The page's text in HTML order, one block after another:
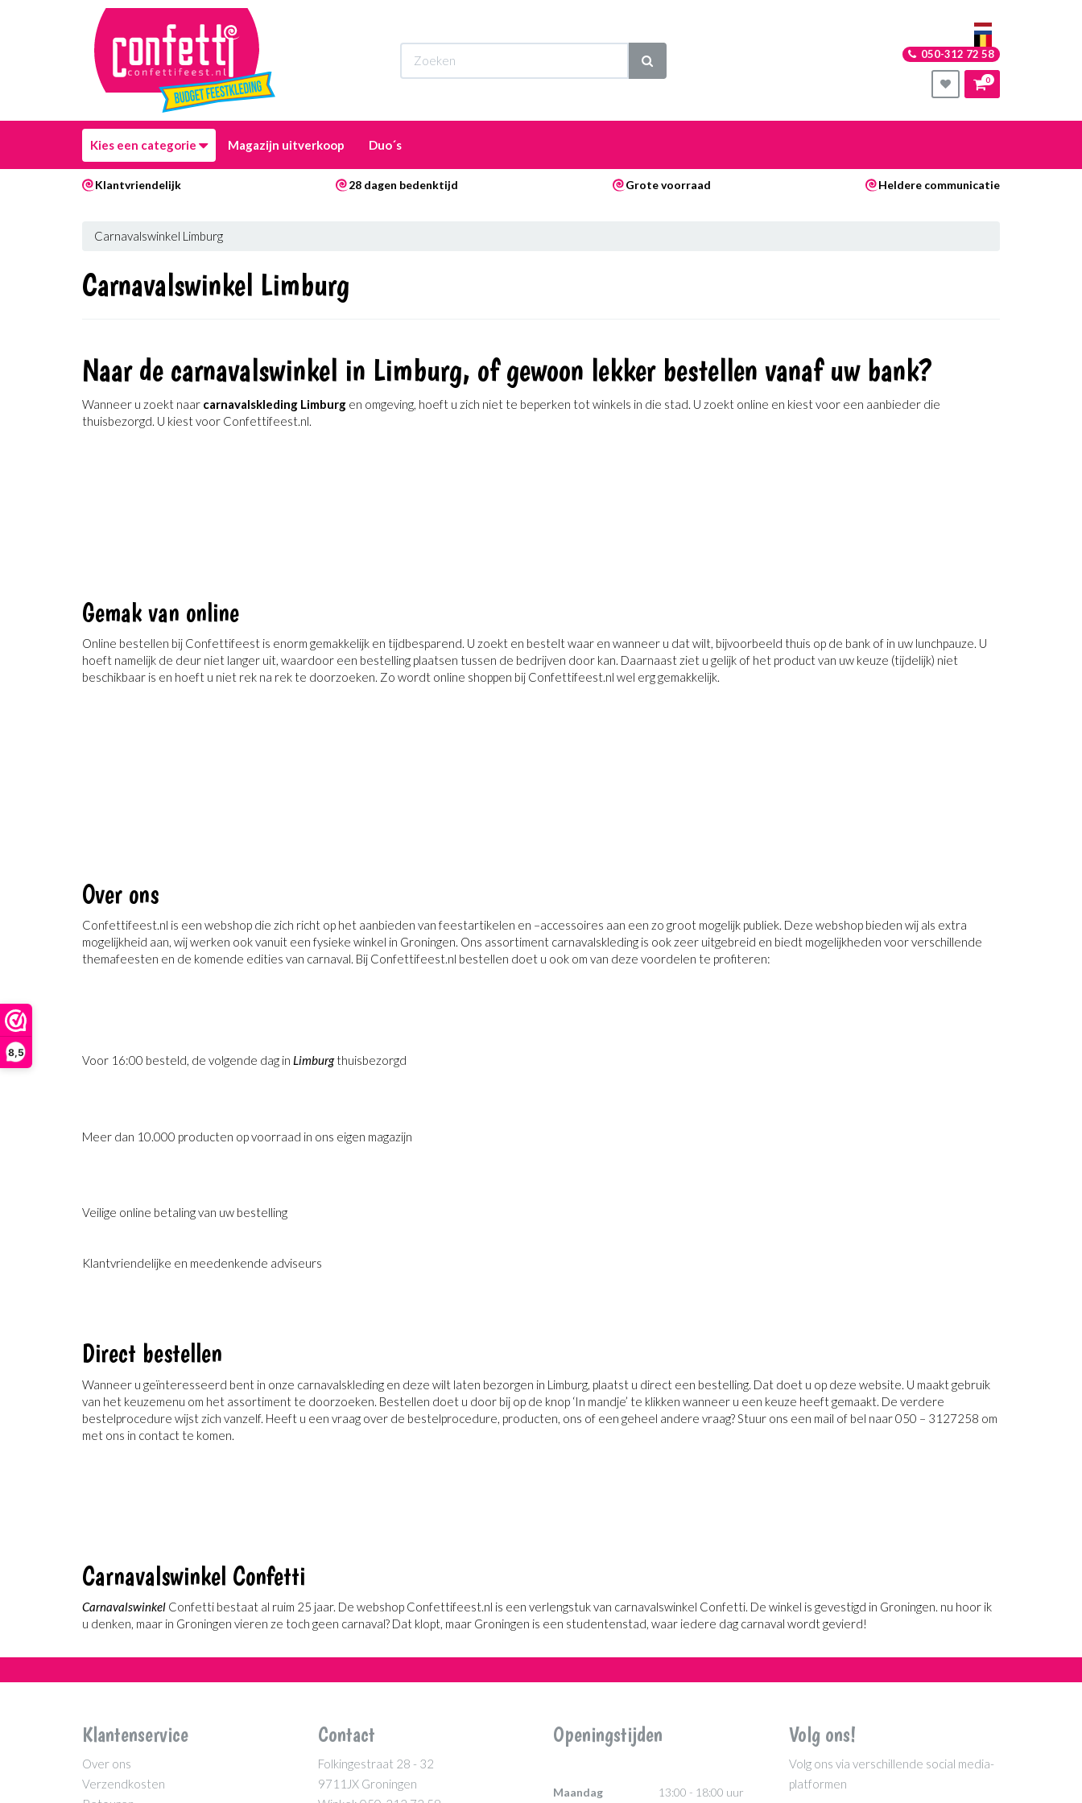
8,5
050-312 72 58
0
Kies een categorie Magazijn uitverkoop Duo´s
Klantvriendelijk 28 dagen bedenktijd Grote voorraad Heldere communicatie
Carnavalswinkel Limburg
Carnavalswinkel Limburg
Naar de carnavalswinkel in Limburg, of gewoon lekker bestellen vanaf uw bank?
Wanneer u zoekt naar carnavalskleding Limburg en omgeving, hoeft u zich niet te beperken tot winkels in die stad. U zoekt online en kiest voor een aanbieder die
thuisbezorgd. U kiest voor Confettifeest.nl.
Gemak van online
Online bestellen bij Confettifeest is enorm gemakkelijk en tijdbesparend. U zoekt en bestelt waar en wanneer u dat wilt, bijvoorbeeld thuis op de bank of in uw lunchpauze. U
hoeft namelijk de deur niet langer uit, waardoor een bestelling plaatsen tussen de bedrijven door kan. Daarnaast ziet u gelijk of het product van uw keuze (tijdelijk) niet
beschikbaar is en hoeft u niet rek na rek te doorzoeken. Zo wordt online shoppen bij Confettifeest.nl wel erg gemakkelijk.
Over ons
Confettifeest.nl is een webshop die zich richt op het aanbieden van feestartikelen en –accessoires aan een zo groot mogelijk publiek. Deze webshop bieden wij als extra
mogelijkheid aan, wij werken ook vanuit een fysieke winkel in Groningen. Ons assortiment carnavalskleding is ook zeer uitgebreid en biedt mogelijkheden voor verschillende
themafeesten en de komende edities van carnaval. Bij Confettifeest.nl bestellen doet u ook om van deze voordelen te profiteren:
Voor 16:00 besteld, de volgende dag in Limburgthuisbezorgd
Meer dan 10.000 producten op voorraad in ons eigen magazijn
Veilige online betaling van uw bestelling
Klantvriendelijke en meedenkende adviseurs
Direct bestellen
Wanneer u geïnteresseerd bent in onze carnavalskleding en deze wilt laten bezorgen in Limburg, plaatst u direct een bestelling. Dat doet u op deze website. U maakt gebruik
van het keuzemenu om het assortiment te doorzoeken. Bestellen doet u door bij op de knop ‘In mandje’ te klikken wanneer u een keuze heeft gemaakt. De verdere
bestelprocedure wijst zich vanzelf. Heeft u een vraag over de bestelprocedure, producten, ons of een geheel andere vraag? Stuur ons een mail of bel naar 050 – 3127258 om
met ons in contact te komen.
Carnavalswinkel Confetti
Carnavalswinkel Confetti bestaat al ruim 25 jaar. De webshop Confettifeest.nl is een verlengstuk van carnavalswinkel Confetti. De winkel is gevestigd in Groningen. nu hoor ik
u denken, maar in Groningen vieren ze toch geen carnaval? Dat klopt, maar Groningen is een studentenstad, waar iedere dag carnaval wordt gevierd!
Klantenservice
Over ons
Verzendkosten
Contact
Folkingestraat 28 - 32
9711JX Groningen
Openingstijden
Maandag 13:00 - 18:00 uur
Volg ons!
Volg ons via verschillende social media-
platformen